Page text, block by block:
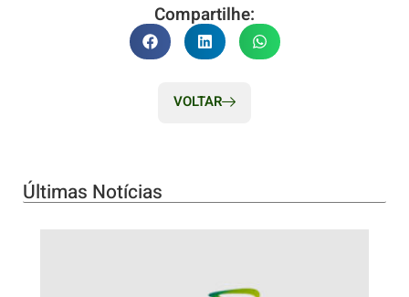
Compartilhe:
VOLTAR
Últimas Notícias